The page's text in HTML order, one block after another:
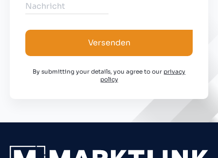
Versenden
By submitting your details, you agree to our privacy
policy